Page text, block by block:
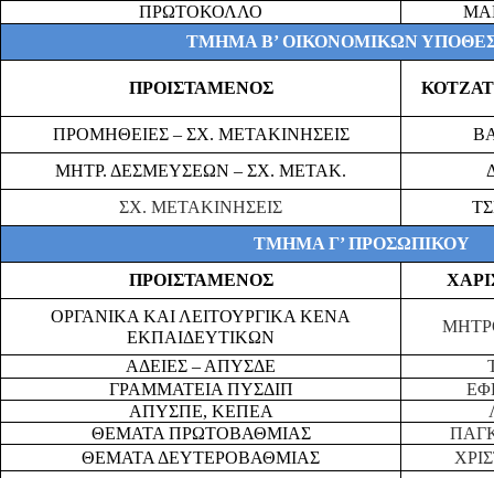
ΠΡΩΤΟΚΟΛΛΟ
ΤΜΗΜΑ Β’ ΟΙΚΟΝΟΜΙΚΩΝ
ΠΡΟΙΣΤΑΜΕΝΟΣ
ΠΡΟΜΗΘΕΙΕΣ – ΣΧ. ΜΕΤΑΚΙΝΗΣΕΙΣ
ΜΗΤΡ. ΔΕΣΜΕΥΣΕΩΝ – ΣΧ. ΜΕΤΑΚ.
ΣΧ. ΜΕΤΑΚΙΝΗΣΕΙΣ
ΤΜΗΜΑ Γ’ ΠΡΟΣΩΠΙΚΟΥ
ΠΡΟΙΣΤΑΜΕΝΟΣ
ΟΡΓΑΝΙΚΑ ΚΑΙ ΛΕΙΤΟΥΡΓΙΚΑ ΚΕΝΑ
ΕΚΠΑΙΔΕΥΤΙΚΩΝ
ΑΔΕΙΕΣ – ΑΠΥΣΔΕ
ΓΡΑΜΜΑΤΕΙΑ ΠΥΣΔΙΠ
ΑΠΥΣΠΕ, ΚΕΠΕΑ
ΘΕΜΑΤΑ ΠΡΩΤΟΒΑΘΜΙΑΣ
ΘΕΜΑΤΑ ΔΕΥΤΕΡΟΒΑΘΜΙΑΣ